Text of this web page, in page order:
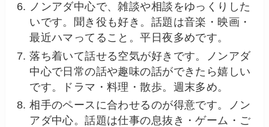
ノンアダ中心で、雑談や相談をゆっくりした
いです。聞き役も好き。話題は音楽・映画・
最近ハマってること。平日夜多めです。
落ち着いて話せる空気が好きです。ノンアダ
中心で日常の話や趣味の話ができたら嬉しい
です。ドラマ・料理・散歩。週末多め。
相手のペースに合わせるのが得意です。ノン
アダ中心。話題は仕事の息抜き・ゲーム・ご